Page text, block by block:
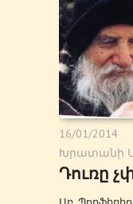
16/01/2014
Խրատանի
Դուռը